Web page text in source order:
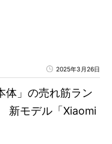
2025年3月26日
体」の売れ筋ラン
新モデル「Xiaomi